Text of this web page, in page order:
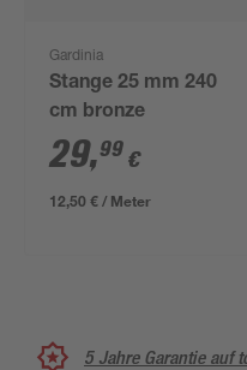
Gardinia
Stange 25 mm 240
cm bronze
29,99 €
12,50 € / Meter
5 Jahre Garantie auf